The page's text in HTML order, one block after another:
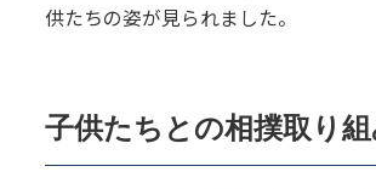
供たちの姿が見られました。
子供たちとの相撲取り